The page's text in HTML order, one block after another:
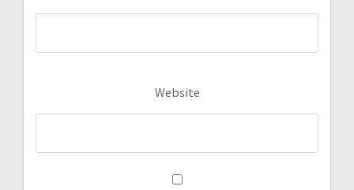
Website